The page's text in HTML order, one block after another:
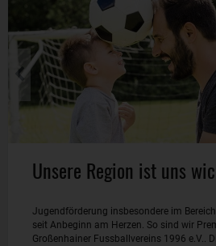
Unsere Region ist uns
Jugendförderung insbesondere im
seit Anbeginn am Herzen. So sind wir
Großenhainer Fussballvereins 1996 e.V..